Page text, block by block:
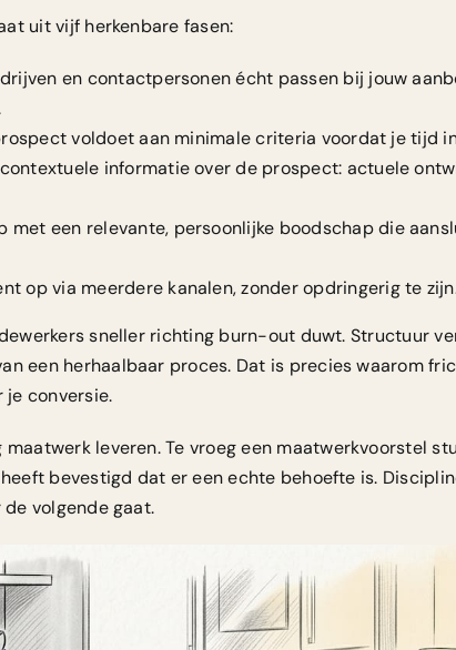
uit vijf herkenbare fasen:
en contactpersonen écht passen bij jouw
voldoet aan minimale criteria voordat je tijd
informatie over de prospect: actuele
met een relevante, persoonlijke boodschap die
op via meerdere kanalen, zonder opdringerig te
sneller richting burn-out duwt. Structuur
een herhaalbaar proces. Dat is precies waarom
conversie.
maatwerk leveren.Te vroeg een maatwerkvoorstel
bevestigd dat er een echte behoefte is.
volgende gaat.